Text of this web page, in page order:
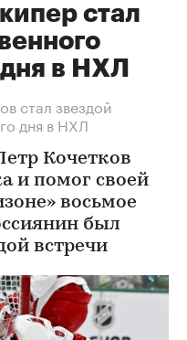
стал
в НХЛ
стал звездой
дня в НХЛ
Кочетков
и помог своей
восьмое
был
встречи